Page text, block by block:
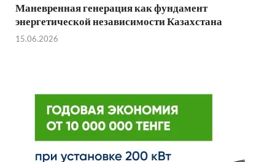
Маневренная генерация как фундамент
энергетической независимости Казахстана
15.06.2026